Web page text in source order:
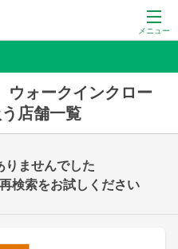
メニュー
ォークインクロー
店舗一覧
りませんでした
検索をお試しください